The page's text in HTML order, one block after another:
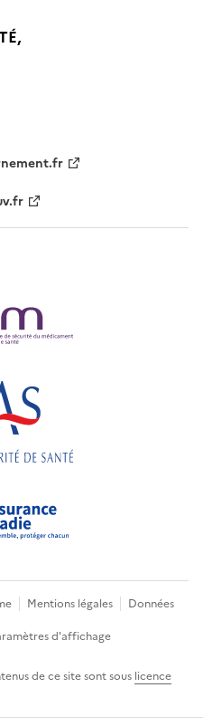
Mentions légales
Données
d'affichage
de ce site sont sous licence